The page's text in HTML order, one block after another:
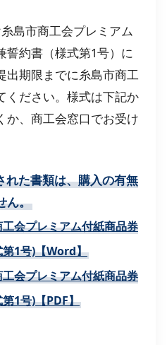
島市商工会プレミアム
誓約書（様式第1号）に
出期限までに糸島市商工
ください。様式は下記か
か、商工会窓口でお受け
た書類は、購入の有無
ん。
会プレミアム付紙商品券
1号)【Word】
会プレミアム付紙商品券
1号)【PDF】